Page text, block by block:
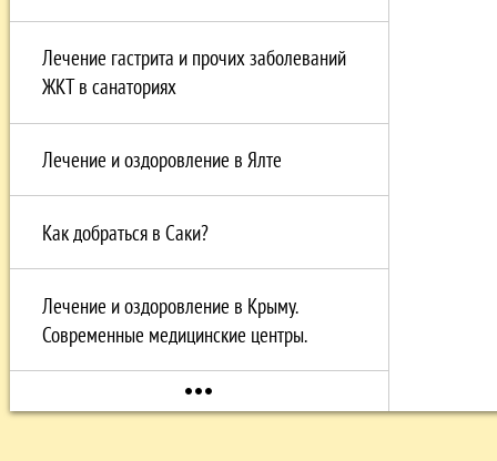
Лечение гастрита и прочих заболеваний
ЖКТ в санаториях
Лечение и оздоровление в Ялте
Как добраться в Саки?
Лечение и оздоровление в Крыму.
Современные медицинские центры.
more_horiz